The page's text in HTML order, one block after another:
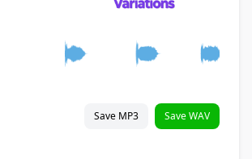
Save MP3 Save WAV